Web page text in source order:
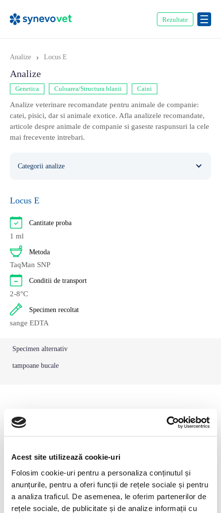
Acest site utilizează cookie-uri
Folosim cookie-uri pentru a personaliza conținutul și
anunțurile, pentru a oferi funcții de rețele sociale și pentru
a analiza traficul. De asemenea, le oferim partenerilor de
rețele sociale, de publicitate și de analize informații cu
Rezultate
Analize › Locus E
Analize
Genetica Culoarea/Structura blanii Caini
Analize veterinare recomandate pentru animale de companie:
catei, pisici, dar si animale exotice. Afla analizele recomandate,
articole despre animale de companie si gaseste raspunsuri la cele
mai frecevente intrebari.
Categorii analize
Pisici
Locus E
Cantitate proba
1 ml
Metoda
TaqMan SNP
Conditii de transport
2-8°C
Specimen recoltat
sange EDTA
Specimen alternativ
tampoane bucale
Teste genetice
11 Mai 2023